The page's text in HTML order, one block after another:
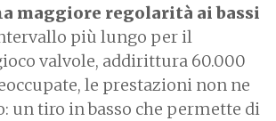
maggiore regolarità ai bassi
più lungo per il
valvole, addirittura 60.000
le prestazioni non ne
un tiro in basso che permette di